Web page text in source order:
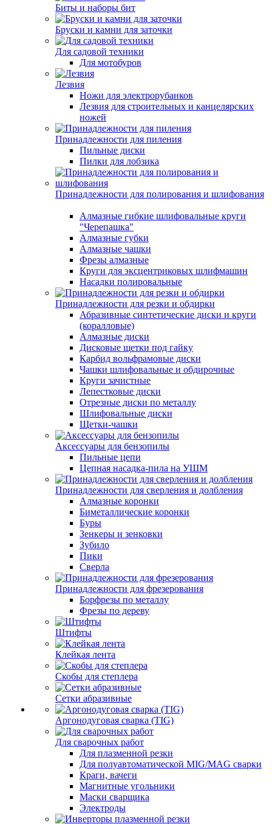
Биты и наборы бит
Бруски и камни для заточки
Для садовой техники
Для мотобуров
Лезвия
Ножи для электрорубанков
Лезвия для строительных и канцелярских
ножей
Принадлежности для пиления
Пильные диски
Пилки для лобзика
Принадлежности для полирования и шлифования
Алмазные гибкие шлифовальные круги
"Черепашка"
Алмазные губки
Алмазные чашки
Фрезы алмазные
Круги для эксцентриковых шлифмашин
Насадки полировальные
Принадлежности для резки и обдирки
Абразивные синтетические диски и круги
(коралловые)
Алмазные диски
Дисковые щетки под гайку
Карбид вольфрамовые диски
Чашки шлифовальные и обдирочные
Круги зачистные
Лепестковые диски
Отрезные диски по металлу
Шлифовальные диски
Щетки-чашки
Аксессуары для бензопилы
Пильные цепи
Цепная насадка-пила на УШМ
Принадлежности для сверления и долбления
Алмазные коронки
Биметаллические коронки
Буры
Зенкеры и зенковки
Зубило
Пики
Сверла
Принадлежности для фрезерования
Борфрезы по металлу
Фрезы по дереву
Штифты
Клейкая лента
Скобы для степлера
Сетки абразивные
Аргонодуговая сварка (TIG)
Для сварочных работ
Для плазменной резки
Для полуавтоматической MIG/MAG сварки
Краги, вачеги
Магнитные угольники
Маски сварщика
Электроды